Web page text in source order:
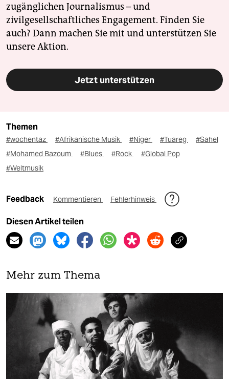
zugänglichen Journalismus – und
zivilgesellschaftliches Engagement. Finden Sie
auch? Dann machen Sie mit und unterstützen Sie
unsere Aktion.
Jetzt unterstützen
Themen
#wochentaz #Afrikanische Musik #Niger #Tuareg
#Sahel
#Mohamed Bazoum
#Blues #Rock
#Global Pop
#Weltmusik
Feedback Kommentieren Fehlerhinweis
Diesen Artikel teilen
Mehr zum Thema